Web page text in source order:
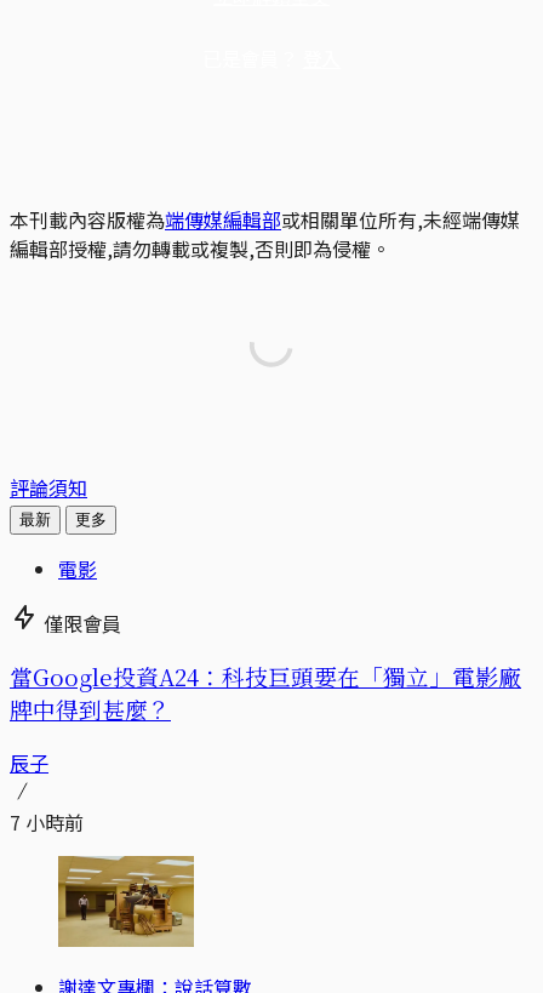
本刊載內容版權為端傳媒編輯部或相關單位所有,未經端傳媒
編輯部授權,請勿轉載或複製,否則即為侵權。
評論須知
最新 更多
電影
僅限會員
當Google投資A24：科技巨頭要在「獨立」電影廠
牌中得到甚麼？
辰子
7 小時前
謝達文專欄：說話算數